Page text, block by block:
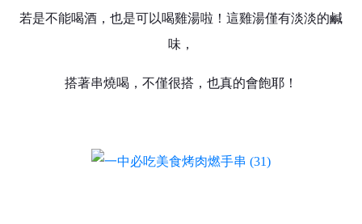
若是不能喝酒，也是可以喝雞湯啦！這雞湯僅有淡淡的鹹
味，
搭著串燒喝，不僅很搭，也真的會飽耶！